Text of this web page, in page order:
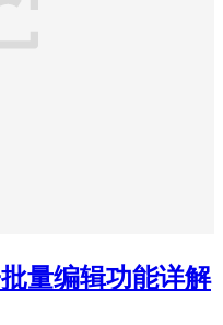
量编辑功能详解